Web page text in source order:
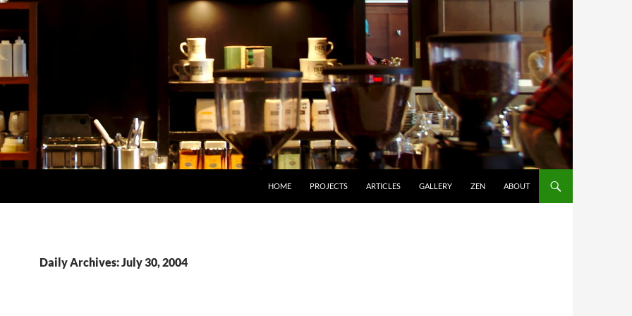
HOME PROJECTS ARTICLES GALLERY ZEN ABOUT
Daily Archives: July 30, 2004